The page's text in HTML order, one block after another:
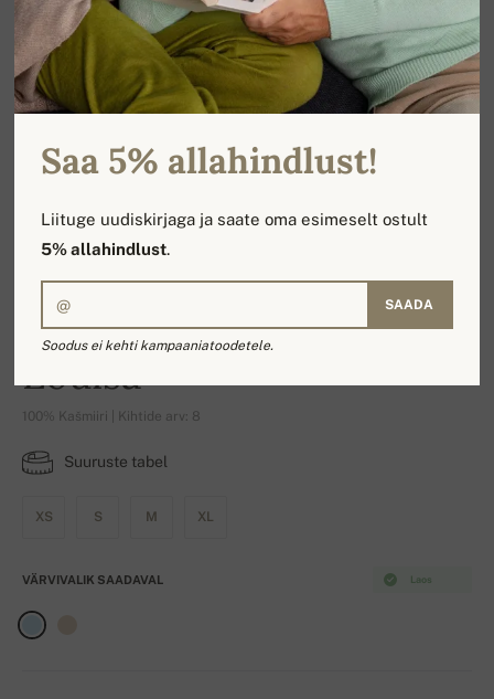
Louisa
100% Kašmiiri | Kihtide arv: 8
Suuruste tabel
XS S M XL
Laos
VÄRVIVALIK SAADAVAL
Saa 5% allahindlust!
Liituge uudiskirjaga ja saate oma esimeselt ostult
5% allahindlust.
SAADA
Soodus ei kehti kampaaniatoodetele.